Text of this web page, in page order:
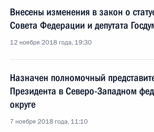
Внесены изменения в закон о
Совета Федерации и депутата
12 ноября 2018 года, 19:30
Назначен полномочный
Президента в Северо-Западном
округе
7 ноября 2018 года, 11:10